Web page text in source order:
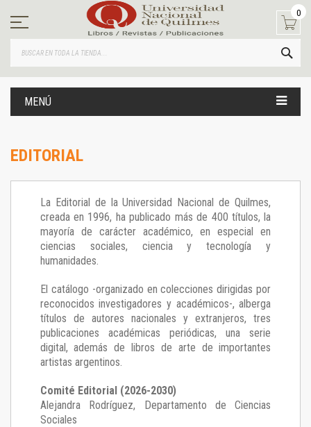
contenido
0
MENÚ
EDITORIAL
La Editorial de la Universidad Nacional de Quilmes,
creada en 1996, ha publicado más de 400 títulos, la
mayoría de carácter académico, en especial en
ciencias sociales, ciencia y tecnología y
humanidades.
El catálogo -organizado en colecciones dirigidas por
reconocidos investigadores y académicos-, alberga
títulos de autores nacionales y extranjeros, tres
publicaciones académicas periódicas, una serie
digital, además de libros de arte de importantes
artistas argentinos.
Comité Editorial (2026-2030)
Alejandra Rodríguez, Departamento de Ciencias
Sociales